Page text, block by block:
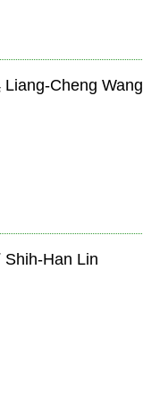
Liang-Cheng Wang
Shih-Han Lin